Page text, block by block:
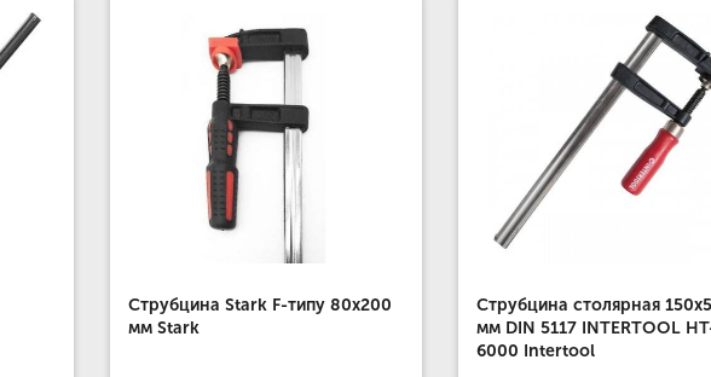
Струбцина Stark F-типу 80х200
мм Stark
Струбцина столярная
мм DIN 5117 INTERTOOL
6000 Intertool